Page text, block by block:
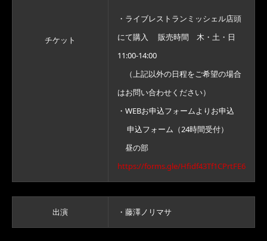
チケット
・ライブレストランミッシェル店頭
にて購入 販売時間 木・土・日
11:00-14:00
（上記以外の日程をご希望の場合
はお問い合わせください）
・WEBお申込フォームよりお申込
申込フォーム（24時間受付）
昼の部
https://forms.gle/Hfidf43Tf1CPrtFE6
出演 ・藤澤ノリマサ